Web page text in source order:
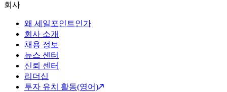
회사
왜 세일포인트인가
회사 소개
채용 정보
뉴스 센터
신뢰 센터
리더십
투자 유치 활동(영어)